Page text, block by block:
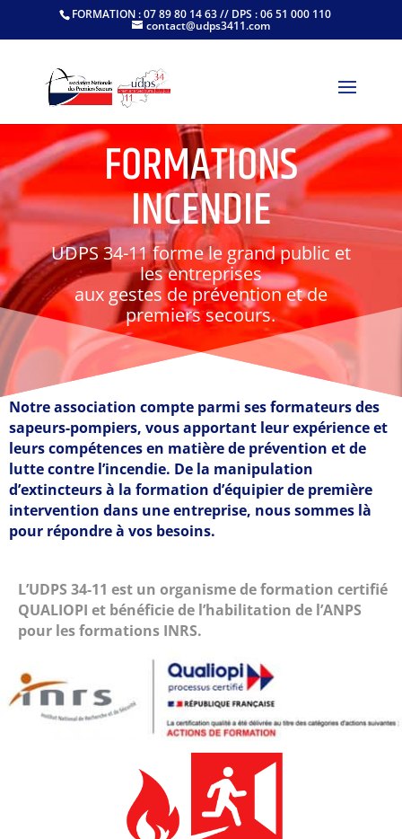
FORMATION : 07 89 80 14 63 // DPS : 06 51 000 110
contact@udps3411.com
FORMATIONS
INCENDIE
UDPS 34-11 forme le grand public et
les entreprises
aux gestes de prévention et de
premiers secours.
Notre association compte parmi ses formateurs des
sapeurs-pompiers, vous apportant leur expérience et
leurs compétences en matière de prévention et de
lutte contre l’incendie. De la manipulation
d’extincteurs à la formation d’équipier de première
intervention dans une entreprise, nous sommes là
pour répondre à vos besoins.
L’UDPS 34-11 est un organisme de formation certifié
QUALIOPI et bénéficie de l’habilitation de l’ANPS
pour les formations INRS.